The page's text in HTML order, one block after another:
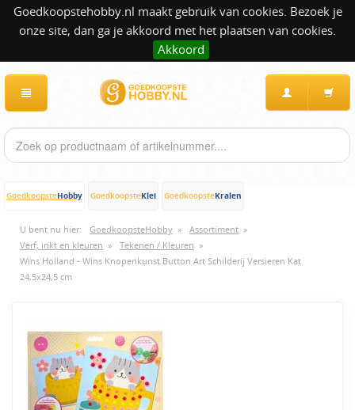
Goedkoopstehobby.nl maakt gebruik van cookies. Bezoek je
onze site, dan ga je akkoord met het plaatsen van cookies.
Akkoord
GoedkoopsteHobby GoedkoopsteKlei GoedkoopsteKralen
U bent nu hier: GoedkoopsteHobby » Assortiment »
Verf, inkt en kleuren » Tekenen / Kleuren »
Wins Holland - Wins Knopenkunst Button Art Schilderij Versieren Kat
24,5x24,5 cm